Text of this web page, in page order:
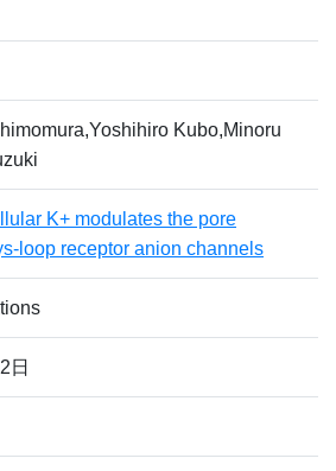
Kubo,Minoru
K+ modulates the pore
loop receptor anion channels
日